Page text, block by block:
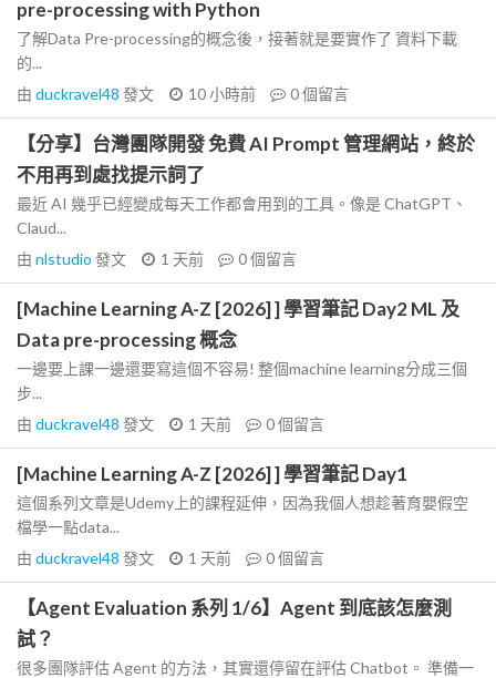
pre-processing with Python
了解Data Pre-processing的概念後，接著就是要實作了 資料下載
的...
由 duckravel48 發文 10 小時前 0個留言
【分享】台灣團隊開發 免費 AI Prompt 管理網站，終於
不用再到處找提示詞了
最近 AI 幾乎已經變成每天工作都會用到的工具。像是 ChatGPT、
Claud...
由 nlstudio 發文 1 天前 0個留言
[Machine Learning A-Z [2026] ] 學習筆記 Day2 ML 及
Data pre-processing 概念
一邊要上課一邊還要寫這個不容易! 整個machine learning分成三個
步...
由 duckravel48 發文 1 天前 0個留言
[Machine Learning A-Z [2026] ] 學習筆記 Day1
這個系列文章是Udemy上的課程延伸，因為我個人想趁著育嬰假空
檔學一點data...
由 duckravel48 發文 1 天前 0個留言
【Agent Evaluation 系列 1/6】Agent 到底該怎麼測
試？
很多團隊評估 Agent 的方法，其實還停留在評估 Chatbot。 準備一